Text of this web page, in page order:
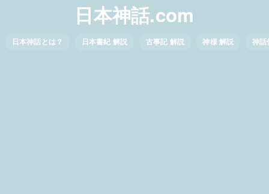
日本神話.com
日本神話とは？ 日本書紀 解説 古事記 解説 神様 解説 神話